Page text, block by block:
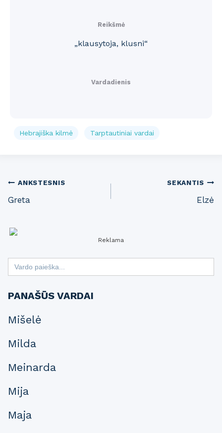
Reikšmė
„klausytoja, klusni“
Vardadienis
Hebrajiška kilmė Tarptautiniai vardai
Post
navigation
ANKSTESNIS
Greta
SEKANTIS
Elzė
Reklama
Search
for:
PANAŠŪS VARDAI
Mišelė
Milda
Meinarda
Mija
Maja